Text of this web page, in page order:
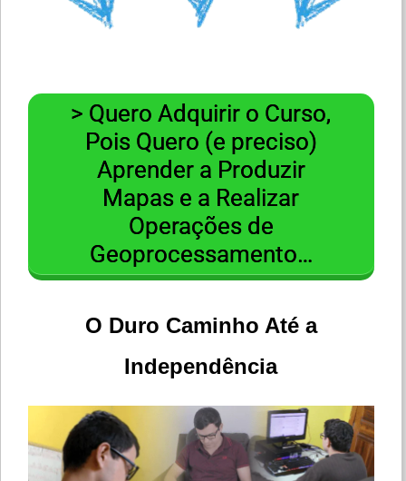
> Quero Adquirir o Curso,
Pois Quero (e preciso)
Aprender a Produzir
Mapas e a Realizar
Operações de
Geoprocessamento…
O Duro Caminho Até a
Independência